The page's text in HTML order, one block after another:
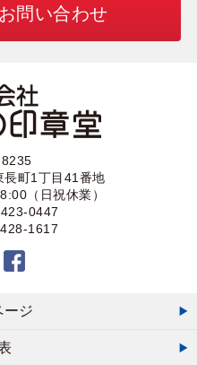
問い合わせ
長町1丁目41番地
（日祝休業）
0447
1617
ージ